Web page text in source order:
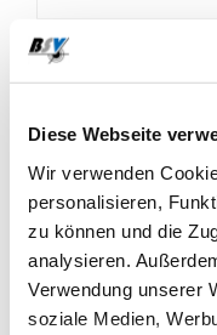
Diese Webseite
Wir verwenden
personalisieren,
zu können und die
analysieren.
Verwendung unserer
soziale Medien,